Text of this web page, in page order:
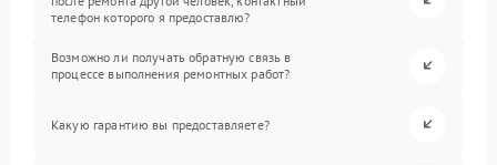
телефон которого я предоставлю?
Возможно ли получать обратную связь в
процессе выполнения ремонтных работ?
Какую гарантию вы предоставляете?